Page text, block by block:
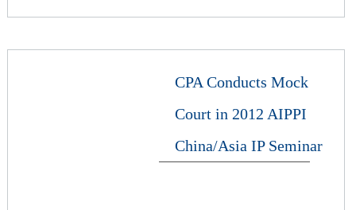
CPA Conducts Mock
Court in 2012 AIPPI
China/Asia IP Seminar